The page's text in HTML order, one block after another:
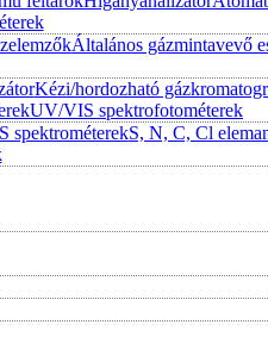
Általános gázmintavevő
Kézi/hordozható
UV/VIS spektrofotométerek
spektrométerekS, N, C, Cl